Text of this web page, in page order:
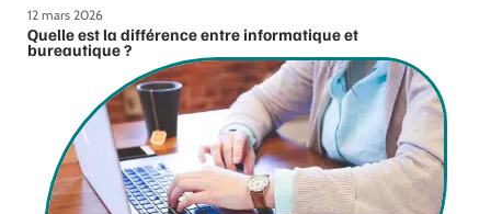
12 mars 2026
Quelle est la différence entre informatique et
bureautique ?